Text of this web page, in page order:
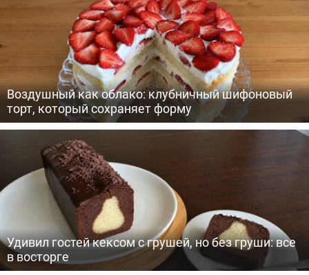
Воздушный как облако: клубничный шифоновый
торт, который сохраняет форму
Удивил гостей кексом с грушей, но без груши: все
в восторге